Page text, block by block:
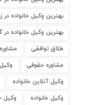
بهترین وکیل خانواده در
بهترین وکیل خانواده در
طلاق توافقی
مشاوره حقوقی
وکیل آنلاین خانواده
وکیل خانواده وکیل